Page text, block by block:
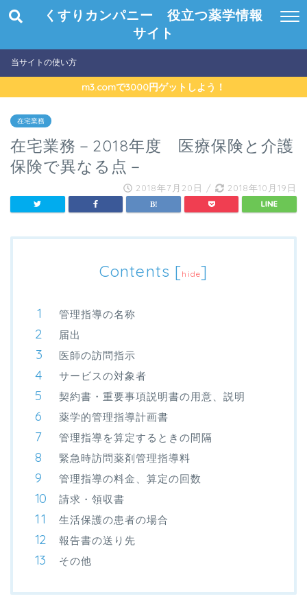
くすりカンパニー 役立つ薬学情報
サイト
当サイトの使い方
m3.comで3000円ゲットしよう！
在宅業務
在宅業務－2018年度 医療保険と介護
保険で異なる点－
2018年7月20日 / 2018年10月19日
Contents [hide]
管理指導の名称
届出
医師の訪問指示
サービスの対象者
契約書・重要事項説明書の用意、説明
薬学的管理指導計画書
管理指導を算定するときの間隔
緊急時訪問薬剤管理指導料
管理指導の料金、算定の回数
請求・領収書
生活保護の患者の場合
報告書の送り先
その他